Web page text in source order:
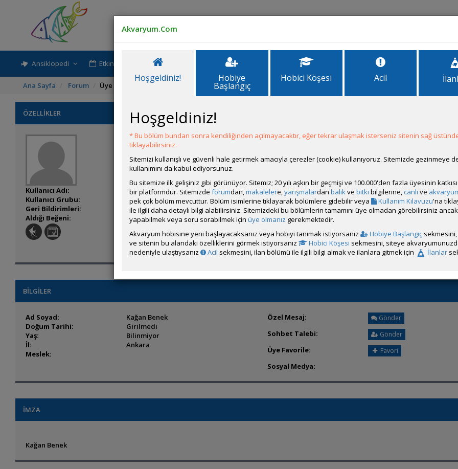
Ansiklopedi Etkinlik-Paylaşım İlanlar Forum
Ana Sayfa Forum Üye Profili
ÖZELLİKLER
Kullanıcı Adı:
kagolotti
Kullanıcı Grubu:
Forum Üyesi
Geri Bildirimleri:
0 adet mevcut.
Aldığı Beğeni:
1
Hesap Durumu:
Aktif
Üyelik Tarihi:
03 Temmuz 2026 22:39
Paylaşım Sayisı:
1 (Son 6 Ay)
İlan Sayisı:
Üyenin Mesaj ve İlanlarını Gör
Üyenin Açtığı Konuları Gör
Üyeden ÖM Almayı Engelle
BİLGİLER
Ad Soyad:
Kağan Benek
Doğum Tarihi:
Girilmedi
Yaş:
Bilinmiyor
İl:
Ankara
Meslek:
Özel Mesaj: Gönder
Sohbet Talebi: Gönder
Üye Favorile: Favori
Sosyal Medya:
İMZA
Kağan Benek
Akvaryum.Com
Hoşgeldiniz! Hobiye
Başlangıç
Hobici Köşesi Acil
Hoşgeldiniz!
* Bu bölüm bundan sonra kendiliğinden açılmayacaktır, eğer tekrar ulaşmak isterseniz sitenin sağ
tıklayabilirsiniz.
Sitemizi kullanışlı ve güvenli hale getirmek amacıyla çerezler (cookie) kullanıyoruz. Sitemizde gezinmeye
kullanımını da kabul ediyorsunuz.
Bu sitemize ilk gelişiniz gibi görünüyor. Sitemiz; 20 yılı aşkın bir geçmişi ve 100.000'den fazla üyesinin
bir platformdur. Sitemizde forumdan,makalelere,yarışmalardan balıkve bitki bilgilerine, canlı ve
pek çok bölüm mevcuttur. Bölüm isimlerine tıklayarak bölümlere gidebilir veya
Kullanım Kılavuzu'na
ile ilgili daha detaylı bilgi alabilirsiniz. Sitemizdeki bu bölümlerin tamamını üye olmadan görebilirsiniz
yapabilmek veya soru sorabilmek için üye olmanız gerekmektedir.
Akvaryum hobisine yeni başlayacaksanız veya hobiyi tanımak istiyorsanız
Hobiye Başlangıç
ve sitenin bu alandaki özelliklerini görmek istiyorsanız
Hobici Köşesi sekmesini, siteye
nedeniyle ulaştıysanız
Acil sekmesini, ilan bölümü ile ilgili bilgi almak ve ilanlara gitmek için İlanlar